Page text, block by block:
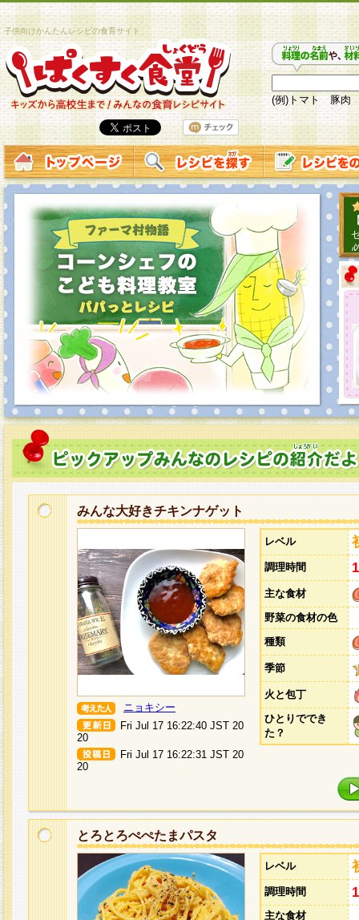
子供向けかんたんレシピの食育サイト
(例)トマト 豚肉
みんな大好きチキンナゲット
ニョキシー
Fri Jul 17 16:22:40 JST 20
20
Fri Jul 17 16:22:31 JST 20
20
レベル
調理時間
主な食材
野菜の食材の色
種類
季節
火と包丁
ひとりででき
た？
とろとろぺぺたまパスタ
レベル
調理時間
主な食材